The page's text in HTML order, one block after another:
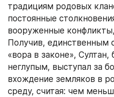
традициям родовых
постоянные
вооруженные
Получив, единственным
«вора в законе»,
неглупым, выступал за
вхождение земляков в
среду, считая: чем